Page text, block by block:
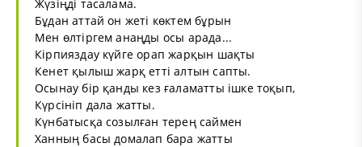
Жүзіңді тасалама.
Бұдан аттай он жеті көктем бұрын
Мен өлтіргем анаңды осы арада...
Кірпияздау күйге орап жарқын шақты
Кенет қылыш жарқ етті алтын сапты.
Осынау бір қанды кез ғаламатты ішке тоқып,
Күрсініп дала жатты.
Күнбатысқа созылған терең саймен
Ханның басы домалап бара жатты